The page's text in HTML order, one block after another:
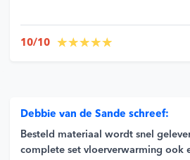
10/10
Debbie van de Sande schreef:
Besteld materiaal wordt snel
complete set vloerverwarming ook